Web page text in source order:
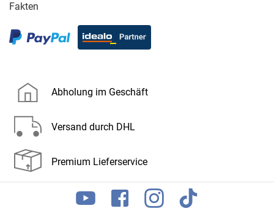
Fakten
Abholung im Geschäft
Versand durch DHL
Premium Lieferservice